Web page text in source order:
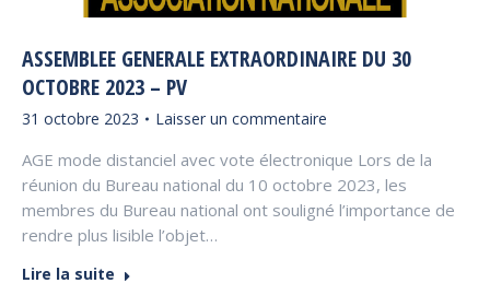
ASSEMBLEE GENERALE EXTRAORDINAIRE DU 30
OCTOBRE 2023 – PV
31 octobre 2023 Laisser un commentaire
AGE mode distanciel avec vote électronique Lors de la
réunion du Bureau national du 10 octobre 2023, les
membres du Bureau national ont souligné l’importance de
rendre plus lisible l’objet…
Lire la suite